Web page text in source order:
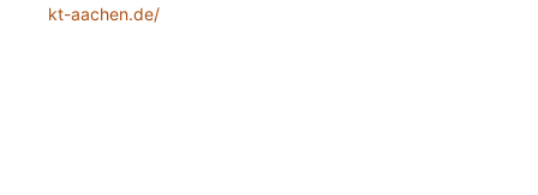
kt-aachen.de/